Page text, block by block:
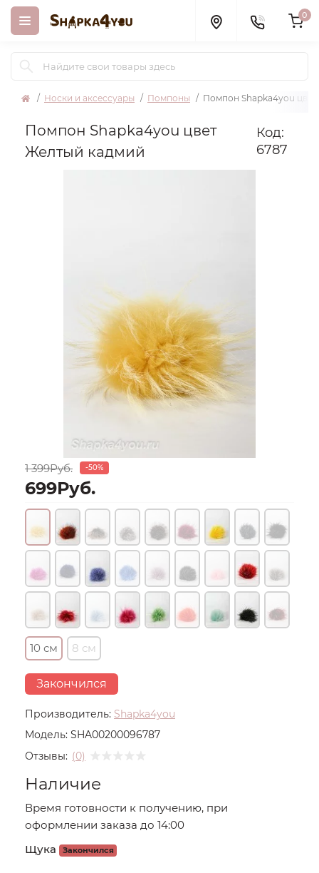
0
Носки и аксессуары Помпоны Помпон Shapka4you
Помпон Shapka4you цвет
Желтый кадмий
Код:
6787
Производитель: Shapka4you
Модель: SHA00200096787
Отзывы: (0)
1 399Руб. -50%
699Руб.
10 см 8 см
Закончился
Наличие
Время готовности к получению, при
оформлении заказа до 14:00
Щука
Закончился